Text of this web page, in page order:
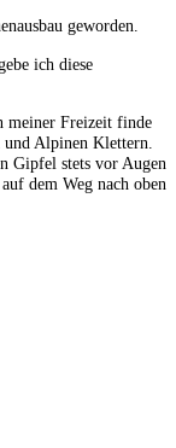
geworden.
ich diese
meiner Freizeit finde
und Alpinen Klettern.
Gipfel stets vor Augen
dem Weg nach oben